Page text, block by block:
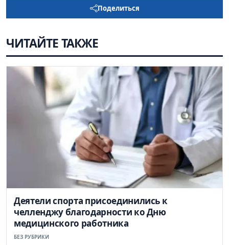
Поделиться
ЧИТАЙТЕ ТАКЖЕ
Деятели спорта присоединились к
челленджу благодарности ко Дню
медицинского работника
БЕЗ РУБРИКИ